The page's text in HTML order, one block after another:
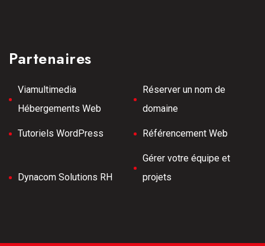
Partenaires
Viamultimedia
Hébergements Web
Réserver un nom de
domaine
Tutoriels WordPress Référencement Web
Dynacom Solutions RH
Gérer votre équipe et
projets